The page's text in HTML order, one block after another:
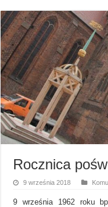
Rocznica
9 września 2018
9 września 1962 roku